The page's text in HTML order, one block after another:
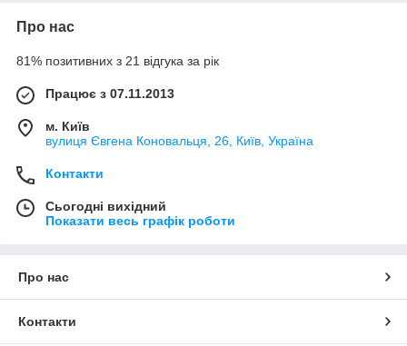
Про нас
81% позитивних з 21 відгука за рік
Працює з 07.11.2013
м. Київ
вулиця Євгена Коновальця, 26, Київ, Україна
Контакти
Сьогодні вихідний
Показати весь графік роботи
Про нас
Контакти